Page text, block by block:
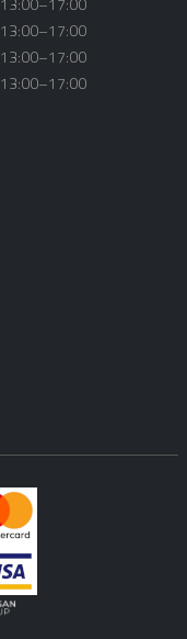
13:00–17:00
13:00–17:00
13:00–17:00